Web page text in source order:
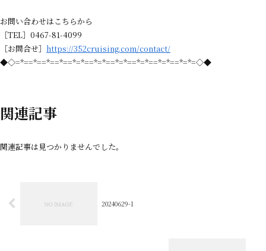
お問い合わせはこちらから
［TEL］0467-81-4099
［お問合せ］ https://352cruising.com/contact/
◆◇=*==*==*==*==*=*==*=*==*=*==*=*==*=*==*=*=◇◆
関連記事
関連記事は見つかりませんでした。
20240629-1